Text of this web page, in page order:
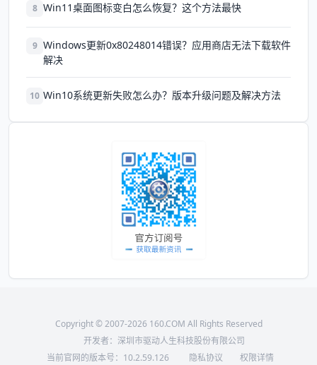
8 Win11桌面图标变白怎么恢复？这个方法最快
9 Windows更新0x80248014错误？应用商店无法下载软件
解决
10 Win10系统更新失败怎么办？版本升级问题及解决方法
Copyright © 2007-2026 160.COM All Rights Reserved
开发者：深圳市驱动人生科技股份有限公司
当前官网的版本号： 10.2.59.126 隐私协议 权限详情